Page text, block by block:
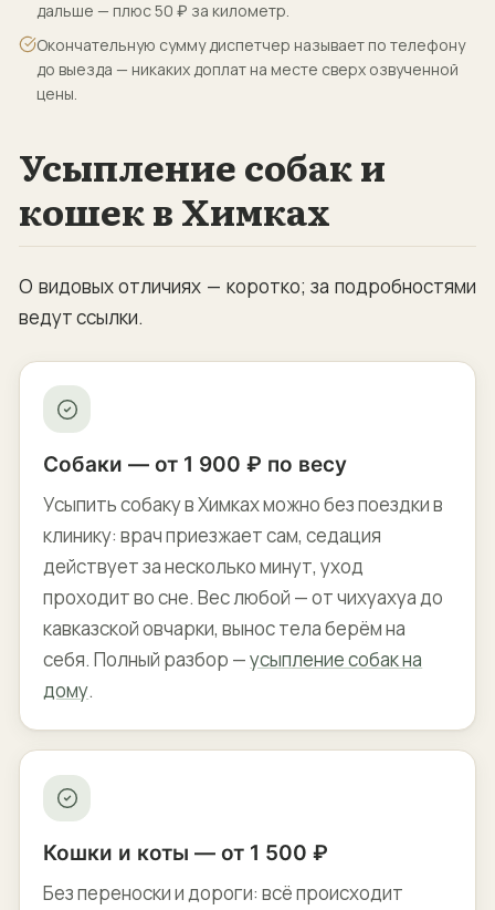
дальше — плюс 50 ₽ за километр.
Окончательную сумму диспетчер называет по телефону
до выезда — никаких доплат на месте сверх озвученной
цены.
Усыпление собак и
кошек в Химках
О видовых отличиях — коротко; за подробностями
ведут ссылки.
Собаки — от 1 900 ₽ по весу
Усыпить собаку в Химках можно без поездки в
клинику: врач приезжает сам, седация
действует за несколько минут, уход
проходит во сне. Вес любой — от чихуахуа до
кавказской овчарки, вынос тела берём на
себя. Полный разбор —усыпление собак на
дому.
Кошки и коты — от 1 500 ₽
Без переноски и дороги: всё происходит